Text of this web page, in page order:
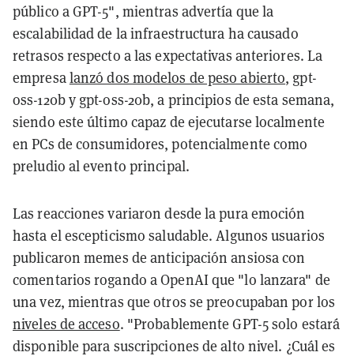
público a GPT-5", mientras advertía que la
escalabilidad de la infraestructura ha causado
retrasos respecto a las expectativas anteriores. La
empresalanzó dos modelos de peso abierto, gpt-
oss-120b y gpt-oss-20b, a principios de esta semana,
siendo este último capaz de ejecutarse localmente
en PCs de consumidores, potencialmente como
preludio al evento principal.
Las reacciones variaron desde la pura emoción
hasta el escepticismo saludable. Algunos usuarios
publicaron memes de anticipación ansiosa con
comentarios rogando a OpenAI que "lo lanzara" de
una vez, mientras que otros se preocupaban por los
niveles de acceso. "Probablemente GPT-5 solo estará
disponible para suscripciones de alto nivel. ¿Cuál es